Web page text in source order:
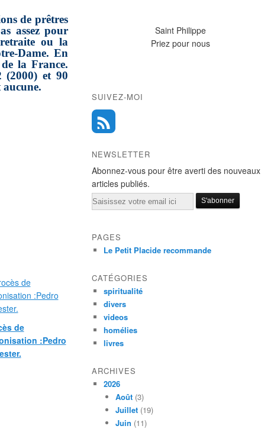
de prêtres
assez pour
ou la
Dame. En
la France.
(2000) et 90
aucune.
de
:Pedro
Saint Philippe
Priez pour nous
SUIVEZ-MOI
NEWSLETTER
Abonnez-vous pour être averti des nouveaux
articles publiés.
Email
PAGES
Le Petit Placide recommande
CATÉGORIES
spiritualité
divers
videos
homélies
livres
ARCHIVES
2026
Août (3)
Juillet (19)
Juin (11)